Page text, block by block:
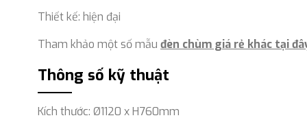
Thiết kế: hiện đại
Tham khảo một số mẫu đèn chùm giá rẻ khác tại
Thông số kỹ thuật
Kích thước: Ø1120 x H760mm